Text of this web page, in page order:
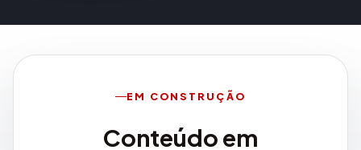
EM CONSTRUÇÃO
Conteúdo em